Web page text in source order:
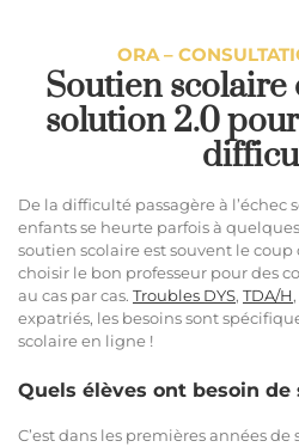
ORA –
Soutien scolaire
solution 2.0
De la difficulté passagère à l’échec
enfants se heurte parfois à
soutien scolaire est souvent le
choisir le bon professeur pour des
au cas par cas. Troubles DYS, TDA/H
expatriés, les besoins sont
scolaire en ligne !
Quels élèves ont besoin de
C’est dans les premières années